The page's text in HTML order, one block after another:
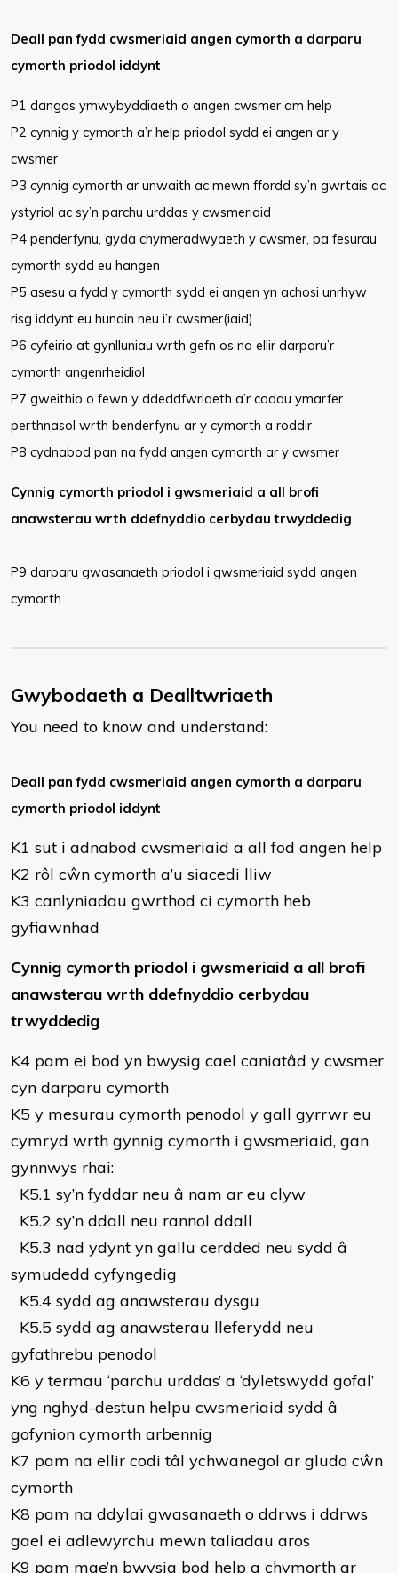
Deall pan fydd cwsmeriaid angen cymorth a darparu
cymorth priodol iddynt
P1 dangos ymwybyddiaeth o angen cwsmer am help
P2 cynnig y cymorth a’r help priodol sydd ei angen ar y
cwsmer
P3 cynnig cymorth ar unwaith ac mewn ffordd sy’n gwrtais ac
ystyriol ac sy’n parchu urddas y cwsmeriaid
P4 penderfynu, gyda chymeradwyaeth y cwsmer, pa fesurau
cymorth sydd eu hangen
P5 asesu a fydd y cymorth sydd ei angen yn achosi unrhyw
risg iddynt eu hunain neu i’r cwsmer(iaid)
P6 cyfeirio at gynlluniau wrth gefn os na ellir darparu’r
cymorth angenrheidiol
P7 gweithio o fewn y ddeddfwriaeth a’r codau ymarfer
perthnasol wrth benderfynu ar y cymorth a roddir
P8 cydnabod pan na fydd angen cymorth ar y cwsmer
Cynnig cymorth priodol i gwsmeriaid a all brofi
anawsterau wrth ddefnyddio cerbydau trwyddedig
P9 darparu gwasanaeth priodol i gwsmeriaid sydd angen
cymorth
Gwybodaeth a Dealltwriaeth
You need to know and understand:
​Deall pan fydd cwsmeriaid angen cymorth a darparu
cymorth priodol iddynt
K1 sut i adnabod cwsmeriaid a all fod angen help
K2 rôl cŵn cymorth a’u siacedi lliw
K3 canlyniadau gwrthod ci cymorth heb
gyfiawnhad
Cynnig cymorth priodol i gwsmeriaid a all brofi
anawsterau wrth ddefnyddio cerbydau
trwyddedig
K4 pam ei bod yn bwysig cael caniatâd y cwsmer
cyn darparu cymorth
K5 y mesurau cymorth penodol y gall gyrrwr eu
cymryd wrth gynnig cymorth i gwsmeriaid, gan
gynnwys rhai:
K5.1 sy’n fyddar neu â nam ar eu clyw
K5.2 sy’n ddall neu rannol ddall
K5.3 nad ydynt yn gallu cerdded neu sydd â
symudedd cyfyngedig
K5.4 sydd ag anawsterau dysgu
K5.5 sydd ag anawsterau lleferydd neu
gyfathrebu penodol
K6 y termau ‘parchu urddas’ a ‘dyletswydd gofal’
yng nghyd-destun helpu cwsmeriaid sydd â
gofynion cymorth arbennig
K7 pam na ellir codi tâl ychwanegol ar gludo cŵn
cymorth
K8 pam na ddylai gwasanaeth o ddrws i ddrws
gael ei adlewyrchu mewn taliadau aros
K9 pam mae’n bwysig bod help a chymorth ar